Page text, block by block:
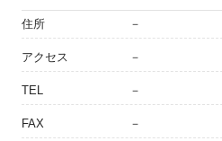
住所 －
アクセス －
TEL －
FAX －